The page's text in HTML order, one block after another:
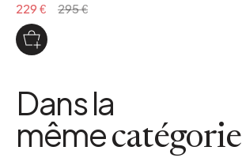
229 € 295 €
Dans la
mêmecatégorie